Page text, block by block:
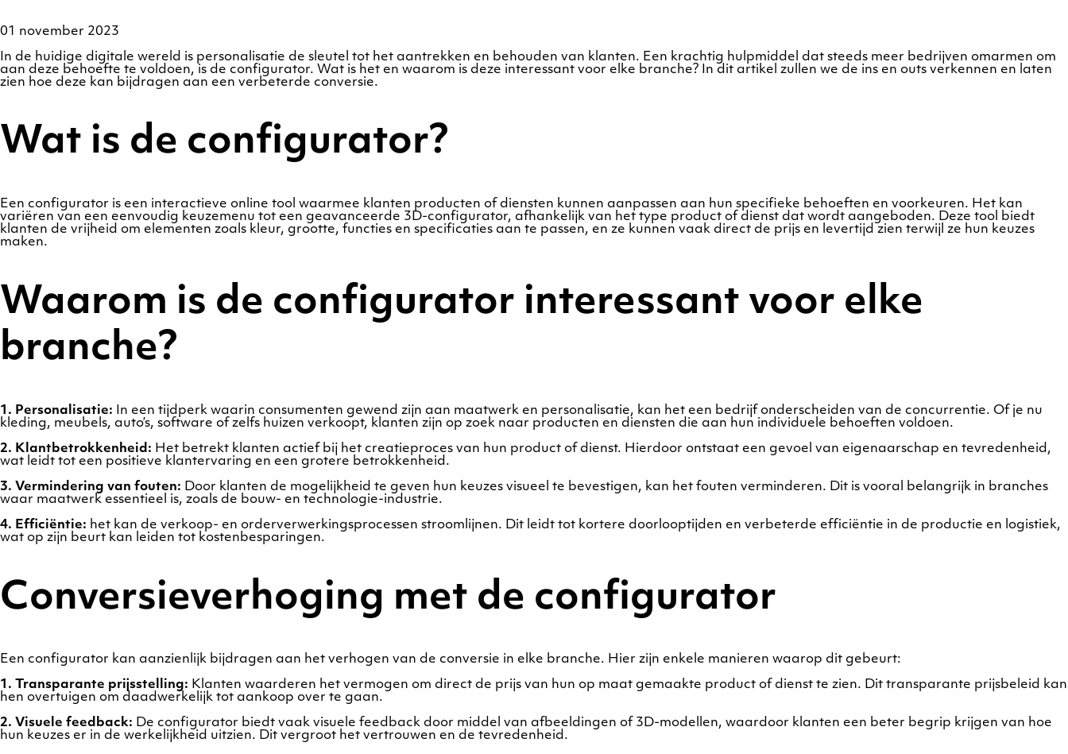
01 november 2023
In de huidige digitale wereld is personalisatie de sleutel tot het aantrekken en behouden van klanten. Een krachtig hulpmiddel dat steeds meer bedrijven omarmen om
aan deze behoefte te voldoen, is de configurator. Wat is het en waarom is deze interessant voor elke branche? In dit artikel zullen we de ins en outs verkennen en laten
zien hoe deze kan bijdragen aan een verbeterde conversie.
Wat is de configurator?
Een configurator is een interactieve online tool waarmee klanten producten of diensten kunnen aanpassen aan hun specifieke behoeften en voorkeuren. Het kan
variëren van een eenvoudig keuzemenu tot een geavanceerde 3D-configurator, afhankelijk van het type product of dienst dat wordt aangeboden. Deze tool biedt
klanten de vrijheid om elementen zoals kleur, grootte, functies en specificaties aan te passen, en ze kunnen vaak direct de prijs en levertijd zien terwijl ze hun keuzes
maken.
Waarom is de configurator interessant voor elke
branche?
1. Personalisatie: In een tijdperk waarin consumenten gewend zijn aan maatwerk en personalisatie, kan het een bedrijf onderscheiden van de concurrentie. Of je nu
kleding, meubels, auto’s, software of zelfs huizen verkoopt, klanten zijn op zoek naar producten en diensten die aan hun individuele behoeften voldoen.
2. Klantbetrokkenheid: Het betrekt klanten actief bij het creatieproces van hun product of dienst. Hierdoor ontstaat een gevoel van eigenaarschap en tevredenheid,
wat leidt tot een positieve klantervaring en een grotere betrokkenheid.
3. Vermindering van fouten: Door klanten de mogelijkheid te geven hun keuzes visueel te bevestigen, kan het fouten verminderen. Dit is vooral belangrijk in branches
waar maatwerk essentieel is, zoals de bouw- en technologie-industrie.
4. Efficiëntie: het kan de verkoop- en orderverwerkingsprocessen stroomlijnen. Dit leidt tot kortere doorlooptijden en verbeterde efficiëntie in de productie en logistiek,
wat op zijn beurt kan leiden tot kostenbesparingen.
Conversieverhoging met de configurator
Een configurator kan aanzienlijk bijdragen aan het verhogen van de conversie in elke branche. Hier zijn enkele manieren waarop dit gebeurt:
1. Transparante prijsstelling: Klanten waarderen het vermogen om direct de prijs van hun op maat gemaakte product of dienst te zien. Dit transparante prijsbeleid kan
hen overtuigen om daadwerkelijk tot aankoop over te gaan.
2. Visuele feedback: De configurator biedt vaak visuele feedback door middel van afbeeldingen of 3D-modellen, waardoor klanten een beter begrip krijgen van hoe
hun keuzes er in de werkelijkheid uitzien. Dit vergroot het vertrouwen en de tevredenheid.